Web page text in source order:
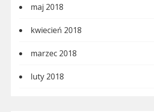
maj 2018
kwiecień 2018
marzec 2018
luty 2018